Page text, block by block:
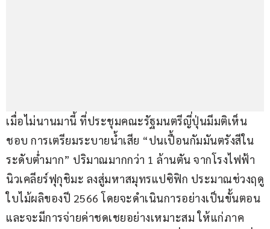
เมื่อไม่นานมานี้ ที่ประชุมคณะรัฐมนตรีญี่ปุ่นมีมติเห็น
ชอบ การเตรียมระบายน้ำเสีย “ปนเปื้อนกัมมันตรังสีใน
ระดับต่ำมาก” ปริมาณมากกว่า 1 ล้านตัน จากโรงไฟฟ้า
นิวเคลียร์ฟุกุชิมะ ลงสู่มหาสมุทรแปซิฟิก ประมาณช่วงฤดู
ใบไม้ผลิของปี 2566 โดยจะดำเนินการอย่างเป็นขั้นตอน
และจะมีการจ่ายค่าชดเชยอย่างเหมาะสม ให้แก่ภาค